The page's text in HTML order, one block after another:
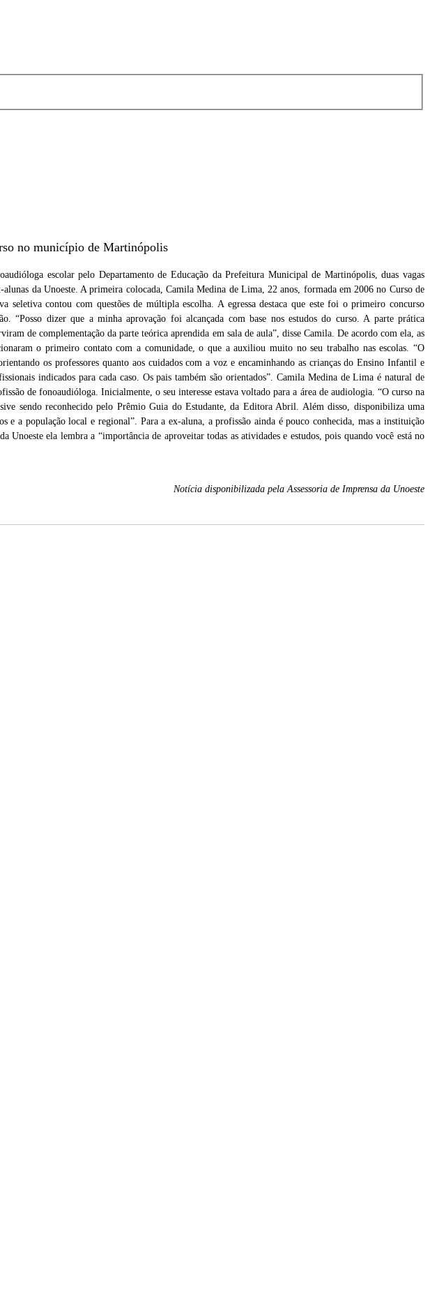
no município de Martinópolis
escolar pelo Departamento de Educação da Prefeitura Municipal de Martinópolis, duas vagas
alunas da Unoeste. A primeira colocada, Camila Medina de Lima, 22 anos, formada em 2006 no Curso de
seletiva contou com questões de múltipla escolha. A egressa destaca que este foi o primeiro concurso
“Posso dizer que a minha aprovação foi alcançada com base nos estudos do curso. A parte prática
de complementação da parte teórica aprendida em sala de aula”, disse Camila. De acordo com ela, as
o primeiro contato com a comunidade, o que a auxiliou muito no seu trabalho nas escolas. “O
os professores quanto aos cuidados com a voz e encaminhando as crianças do Ensino Infantil e
indicados para cada caso. Os pais também são orientados”. Camila Medina de Lima é natural de
de fonoaudióloga. Inicialmente, o seu interesse estava voltado para a área de audiologia. “O curso na
sendo reconhecido pelo Prêmio Guia do Estudante, da Editora Abril. Além disso, disponibiliza uma
e a população local e regional”. Para a ex-aluna, a profissão ainda é pouco conhecida, mas a instituição
Unoeste ela lembra a “importância de aproveitar todas as atividades e estudos, pois quando você está no
Notícia disponibilizada pela Assessoria de Imprensa da Unoeste